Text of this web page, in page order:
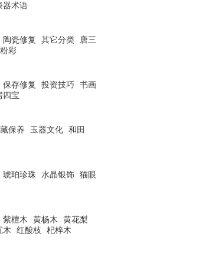
器术语
陶瓷修复 其它分类
唐三
粉彩
保存修复 投资技巧 书画
四宝
保养 玉器文化 和田
琥珀珍珠 水晶银饰 猫眼
紫檀木 黄杨木
黄花梨
木 红酸枝 杞梓木